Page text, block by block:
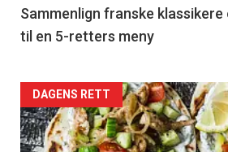
5
Sammenlign franske
til en 5-retters meny
Forsiden
akkurat
DAGENS RETT